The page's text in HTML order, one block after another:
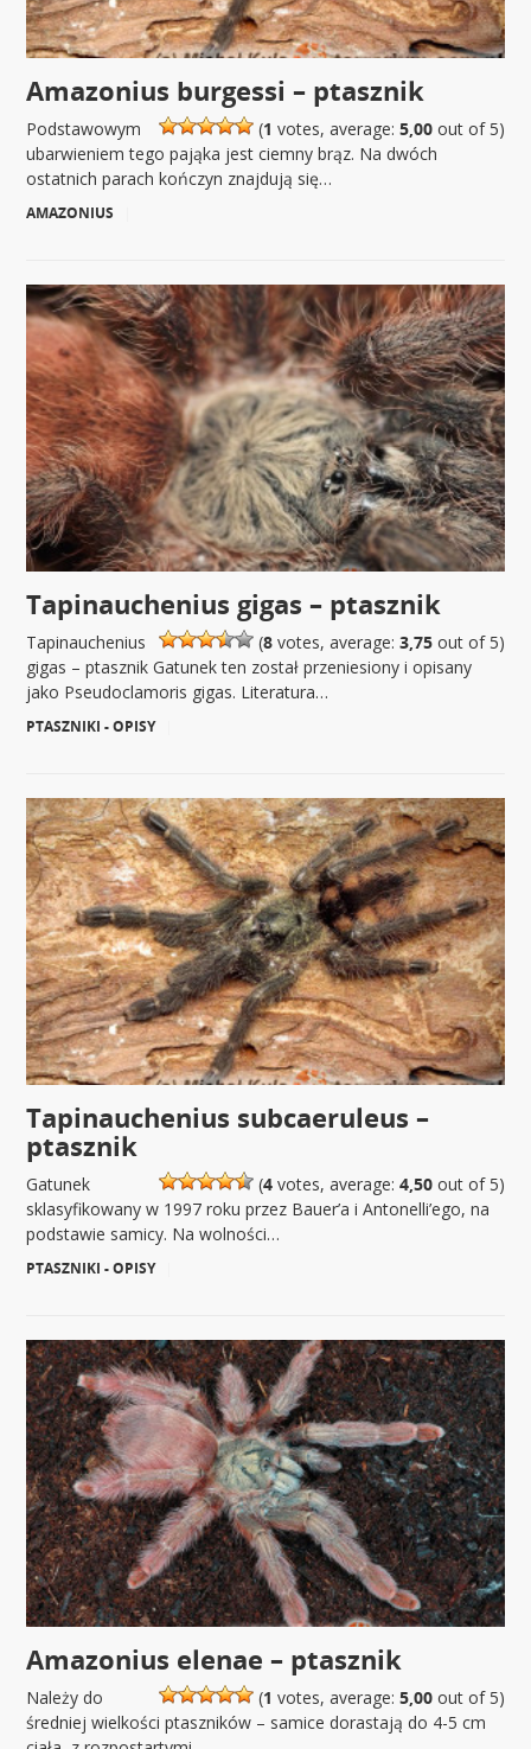
Amazonius burgessi – ptasznik
(1 votes, average: 5,00out of 5)
Podstawowym
ubarwieniem tego pająka jest ciemny brąz. Na dwóch
ostatnich parach kończyn znajdują się…
AMAZONIUS
Tapinauchenius gigas – ptasznik
(8votes, average: 3,75out of 5)
Tapinauchenius
gigas – ptasznik Gatunek ten został przeniesiony i opisany
jako Pseudoclamoris gigas. Literatura…
PTASZNIKI - OPISY
Tapinauchenius subcaeruleus –
ptasznik
(4votes, average: 4,50out of 5)
Gatunek
sklasyfikowany w 1997 roku przez Bauer’a i Antonelli’ego, na
podstawie samicy. Na wolności…
PTASZNIKI - OPISY
Amazonius elenae – ptasznik
(1 votes, average: 5,00out of 5)
Należy do
średniej wielkości ptaszników – samice dorastają do 4-5 cm